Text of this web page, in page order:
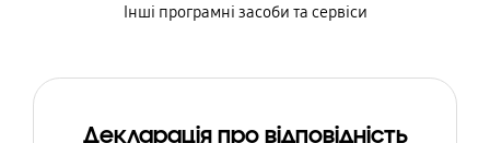
Інші програмні засоби та сервіси
Декларація про відповідність